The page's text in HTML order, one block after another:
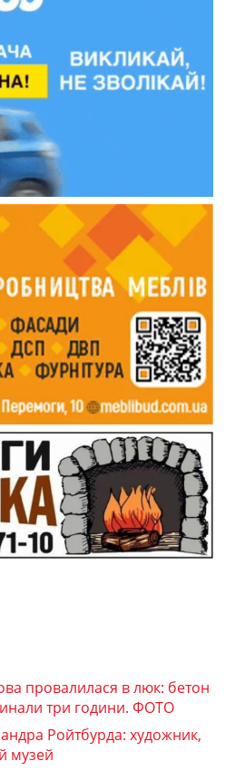
провалилася в люк: бетон
три години. ФОТО
Ройтбурда: художник,
музей